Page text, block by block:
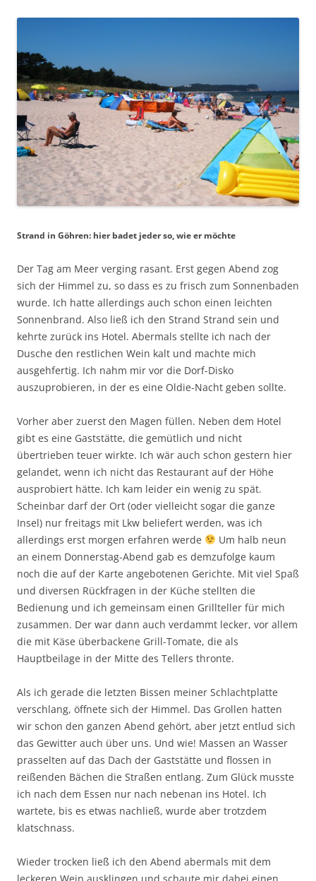
Strand in Göhren: hier badet jeder so, wie er möchte
Der Tag am Meer verging rasant. Erst gegen Abend zog
sich der Himmel zu, so dass es zu frisch zum Sonnenbaden
wurde. Ich hatte allerdings auch schon einen leichten
Sonnenbrand. Also ließ ich den Strand Strand sein und
kehrte zurück ins Hotel. Abermals stellte ich nach der
Dusche den restlichen Wein kalt und machte mich
ausgehfertig. Ich nahm mir vor die Dorf-Disko
auszuprobieren, in der es eine Oldie-Nacht geben sollte.
Vorher aber zuerst den Magen füllen. Neben dem Hotel
gibt es eine Gaststätte, die gemütlich und nicht
übertrieben teuer wirkte. Ich wär auch schon gestern hier
gelandet, wenn ich nicht das Restaurant auf der Höhe
ausprobiert hätte. Ich kam leider ein wenig zu spät.
Scheinbar darf der Ort (oder vielleicht sogar die ganze
Insel) nur freitags mit Lkw beliefert werden, was ich
allerdings erst morgen erfahren werde
Um halb neun
an einem Donnerstag-Abend gab es demzufolge kaum
noch die auf der Karte angebotenen Gerichte. Mit viel Spaß
und diversen Rückfragen in der Küche stellten die
Bedienung und ich gemeinsam einen Grillteller für mich
zusammen. Der war dann auch verdammt lecker, vor allem
die mit Käse überbackene Grill-Tomate, die als
Hauptbeilage in der Mitte des Tellers thronte.
Als ich gerade die letzten Bissen meiner Schlachtplatte
verschlang, öffnete sich der Himmel. Das Grollen hatten
wir schon den ganzen Abend gehört, aber jetzt entlud sich
das Gewitter auch über uns. Und wie! Massen an Wasser
prasselten auf das Dach der Gaststätte und flossen in
reißenden Bächen die Straßen entlang. Zum Glück musste
ich nach dem Essen nur nach nebenan ins Hotel. Ich
wartete, bis es etwas nachließ, wurde aber trotzdem
klatschnass.
Wieder trocken ließ ich den Abend abermals mit dem
leckeren Wein ausklingen und schaute mir dabei einen